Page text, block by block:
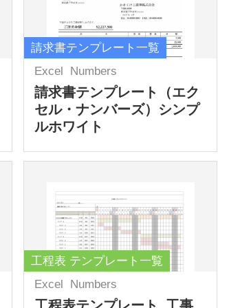
請求書テンプレート一覧
Excel
Numbers
請求書テンプレート（エク
セル・ナンバーズ）シンプ
ルホワイト
工程表 テンプレート一覧
Excel
Numbers
工程表テンプレート_工事